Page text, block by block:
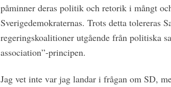
påminner deras politik och retorik i mångt
Sverigedemokraternas. Trots detta tolereras
regeringskoalitioner utgående från politiska
association”-principen.
Jag vet inte var jag landar i frågan om SD,